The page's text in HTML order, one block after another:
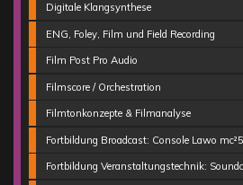
Digitale Klangsynthese
ENG, Foley, Film und Field Recording
Film Post Pro Audio
Filmscore / Orchestration
Filmtonkonzepte & Filmanalyse
Fortbildung Broadcast: Console Lawo
Fortbildung Veranstaltungstechnik: